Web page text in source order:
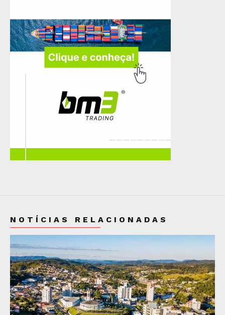
NOTÍCIAS RELACIONADAS